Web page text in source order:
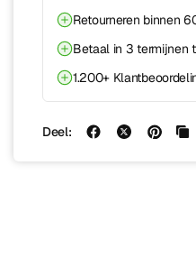
Retourneren binnen
Betaal in 3 termijnen
1.200+
Deel: